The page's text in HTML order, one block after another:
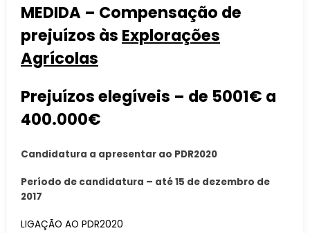
MEDIDA – Compensação de
prejuízos às Explorações
Agrícolas
Prejuízos elegíveis – de 5001€ a
400.000€
Candidatura a apresentar ao PDR2020
Período de candidatura – até 15 de dezembro de
2017
LIGAÇÃO AO PDR2020